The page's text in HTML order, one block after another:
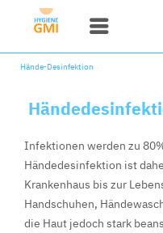
Hände-Desinfektion
Infektionen werden zu
Händedesinfektion ist
Krankenhaus bis zur
Handschuhen,
die Haut jedoch stark